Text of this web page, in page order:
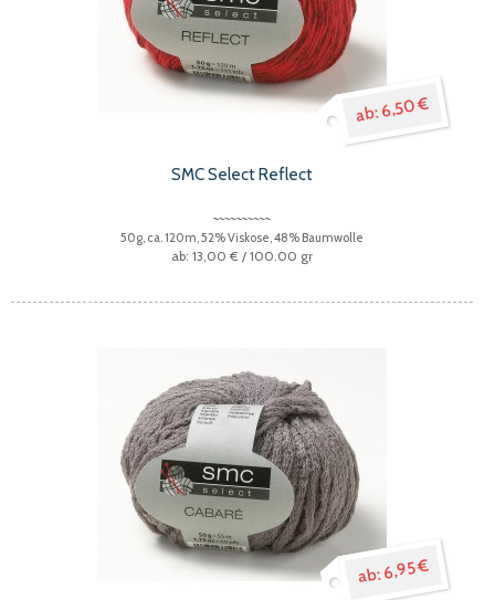
6,50 €
SMC Select Reflect
50g, ca. 120m, 52% Viskose, 48% Baumwolle
13,00 € / 100.00 gr
6,95 €